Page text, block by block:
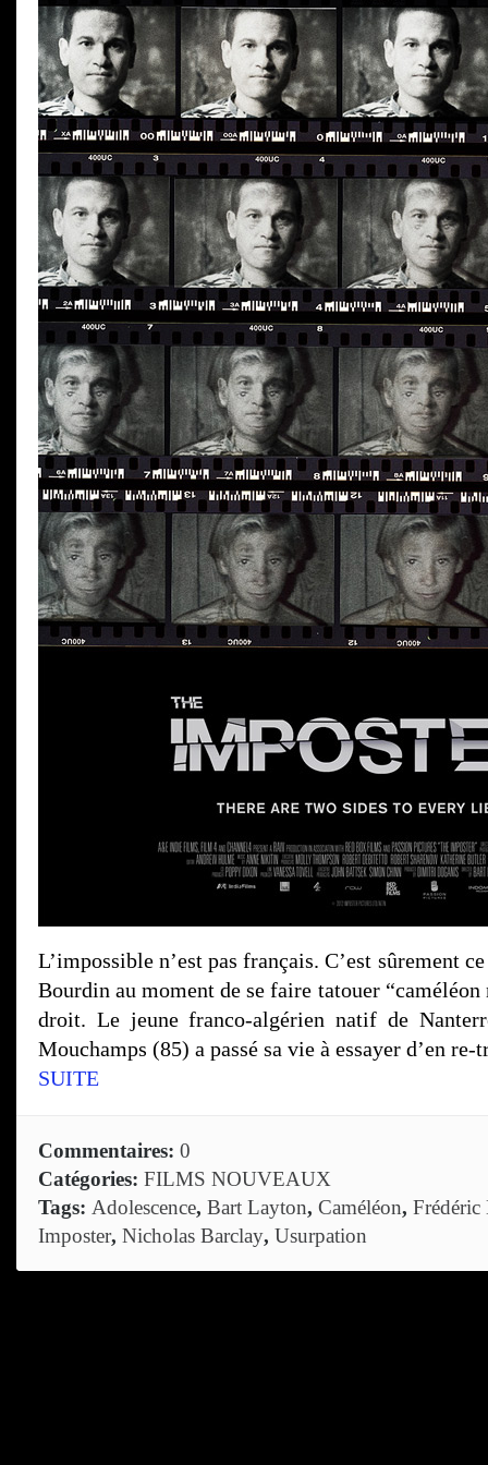
L’impossible n’est pas français. C’est sûrement
Bourdin au moment de se faire tatouer “caméléon
droit. Le jeune franco-algérien natif de
Mouchamps (85) a passé sa vie à essayer d’en
SUITE
Commentaires: 0
Catégories: FILMS NOUVEAUX
Tags: Adolescence, Bart Layton, Caméléon,
Imposter, Nicholas Barclay, Usurpation